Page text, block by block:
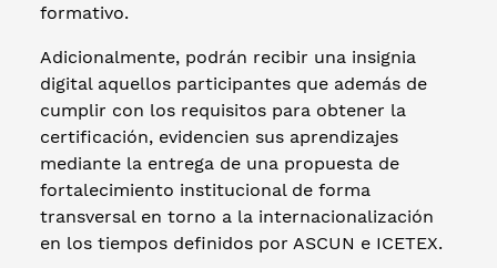
formativo.
Adicionalmente, podrán recibir una insignia
digital aquellos participantes que además de
cumplir con los requisitos para obtener la
certificación, evidencien sus aprendizajes
mediante la entrega de una propuesta de
fortalecimiento institucional de forma
transversal en torno a la internacionalización
en los tiempos definidos por ASCUN e ICETEX.